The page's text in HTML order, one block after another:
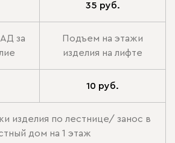
35 руб.
за
Подъем на этажи
изделия на лифте
10 руб.
изделия по лестнице/ занос в
дом на 1 этаж